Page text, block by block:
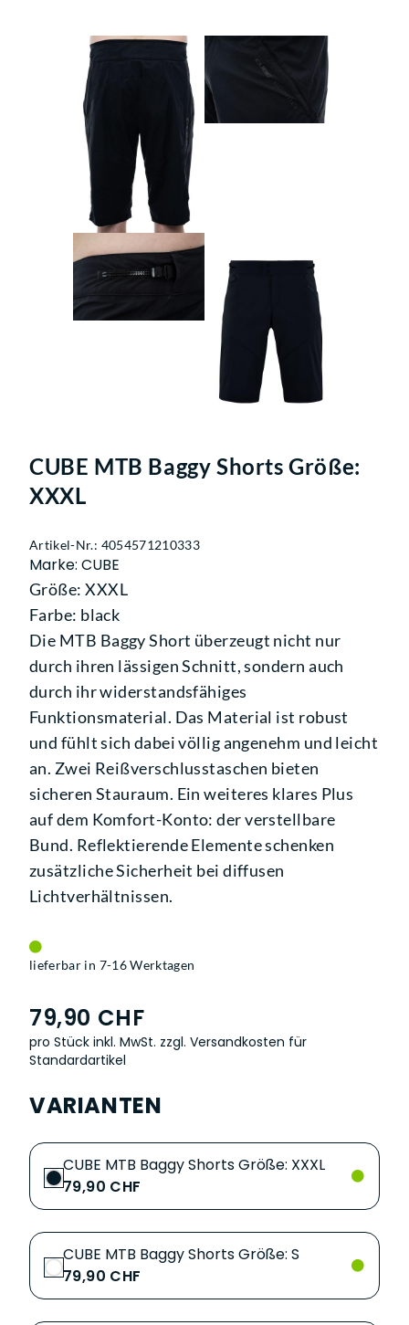
CUBE MTB Baggy Shorts Größe:
XXXL
Artikel-Nr.: 4054571210333
Marke: CUBE
Größe: XXXL
Farbe: black
Die MTB Baggy Short überzeugt nicht nur
durch ihren lässigen Schnitt, sondern auch
durch ihr widerstandsfähiges
Funktionsmaterial. Das Material ist robust
und fühlt sich dabei völlig angenehm und leicht
an. Zwei Reißverschlusstaschen bieten
sicheren Stauraum. Ein weiteres klares Plus
auf dem Komfort-Konto: der verstellbare
Bund. Reflektierende Elemente schenken
zusätzliche Sicherheit bei diffusen
Lichtverhältnissen.
lieferbar in 7-16 Werktagen
79,90 CHF
pro Stück inkl. MwSt. zzgl. Versandkosten für
Standardartikel
VARIANTEN
CUBE MTB Baggy Shorts Größe: XXXL
79,90 CHF
CUBE MTB Baggy Shorts Größe: S
79,90 CHF